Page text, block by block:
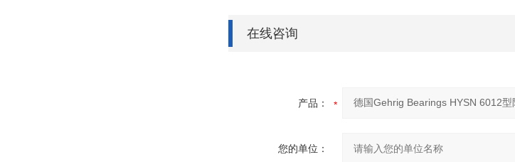
在线咨询
产品：
您的单位：